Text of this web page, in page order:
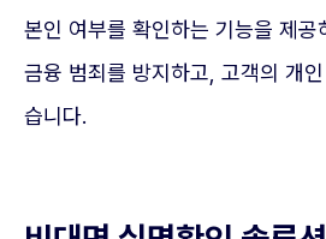
본인 여부를 확인하는 기능을 제공
금융 범죄를 방지하고, 고객의 개
습니다.